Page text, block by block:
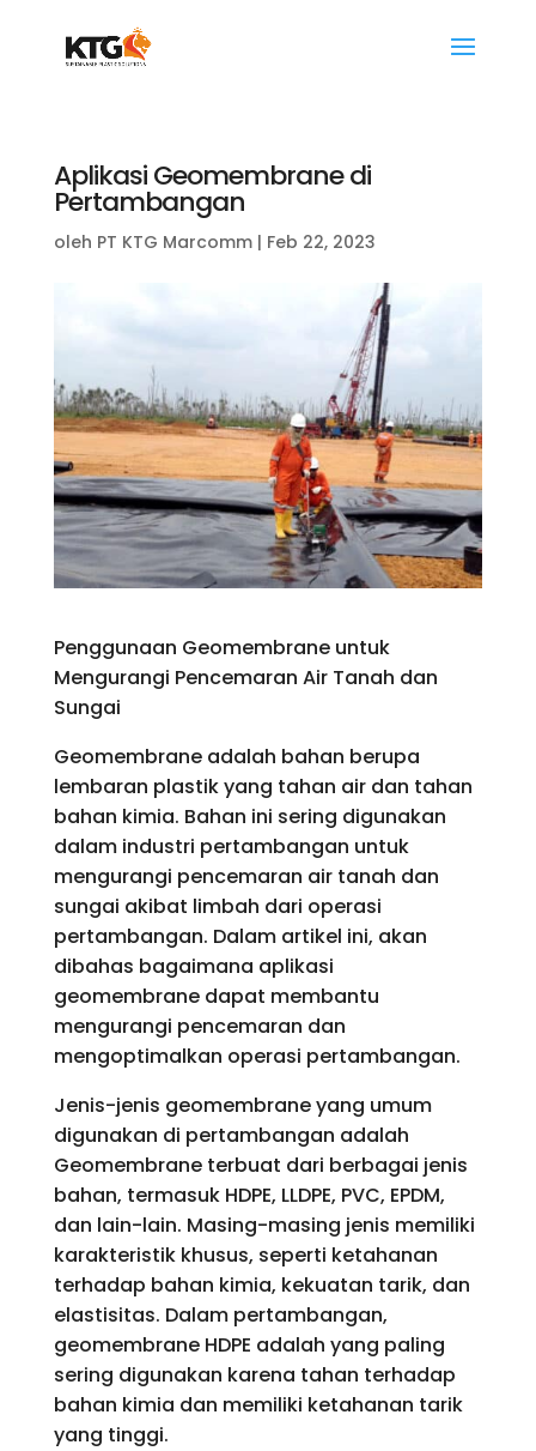
Aplikasi Geomembrane di
Pertambangan
oleh PT KTG Marcomm| Feb 22, 2023
Penggunaan Geomembrane untuk
Mengurangi Pencemaran Air Tanah dan
Sungai
Geomembrane adalah bahan berupa
lembaran plastik yang tahan air dan tahan
bahan kimia. Bahan ini sering digunakan
dalam industri pertambangan untuk
mengurangi pencemaran air tanah dan
sungai akibat limbah dari operasi
pertambangan. Dalam artikel ini, akan
dibahas bagaimana aplikasi
geomembrane dapat membantu
mengurangi pencemaran dan
mengoptimalkan operasi pertambangan.
Jenis-jenis geomembrane yang umum
digunakan di pertambangan adalah
Geomembrane terbuat dari berbagai jenis
bahan, termasuk HDPE, LLDPE, PVC, EPDM,
dan lain-lain. Masing-masing jenis memiliki
karakteristik khusus, seperti ketahanan
terhadap bahan kimia, kekuatan tarik, dan
elastisitas. Dalam pertambangan,
geomembrane HDPE adalah yang paling
sering digunakan karena tahan terhadap
bahan kimia dan memiliki ketahanan tarik
yang tinggi.